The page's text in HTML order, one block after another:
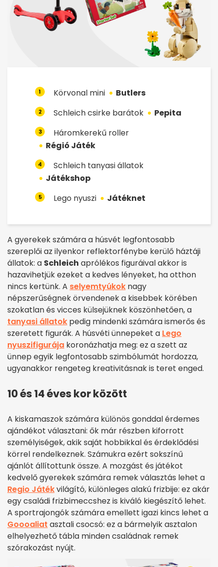
1 Körvonal mini Butlers
2 Schleich csirke barátok Pepita
3
Háromkerekű roller
Régió Játék
4
Schleich tanyasi állatok
Játékshop
5 Lego nyuszi Játéknet
A gyerekek számára a húsvét legfontosabb
szereplői az ilyenkor reflektorfénybe kerülő háztáji
állatok: a Schleich aprólékos figuráival akkor is
hazavihetjük ezeket a kedves lényeket, ha otthon
nincs kertünk. A selyemtyúkok nagy
népszerűségnek örvendenek a kisebbek körében
szokatlan és vicces külsejüknek köszönhetően, a
tanyasi állatok pedig mindenki számára ismerős és
szeretett figurák. A húsvéti ünnepeket a Lego
nyuszifigurája koronázhatja meg: ez a szett az
ünnep egyik legfontosabb szimbólumát hordozza,
ugyanakkor rengeteg kreativitásnak is teret enged.
10 és 14 éves kor között
A kiskamaszok számára különös gonddal érdemes
ajándékot választani: ők már részben kiforrott
személyiségek, akik saját hobbikkal és érdeklődési
körrel rendelkeznek. Számukra ezért sokszínű
ajánlót állítottunk össze. A mozgást és játékot
kedvelő gyerekek számára remek választás lehet a
Regio Játékvilágító, különleges alakú frizbije: ez akár
egy családi frizbimeccshez is kiváló kiegészítő lehet.
A sportrajongók számára emellett igazi kincs lehet a
Goooaliat asztali csocsó: ez a bármelyik asztalon
elhelyezhető tábla minden családnak remek
szórakozást nyújt.